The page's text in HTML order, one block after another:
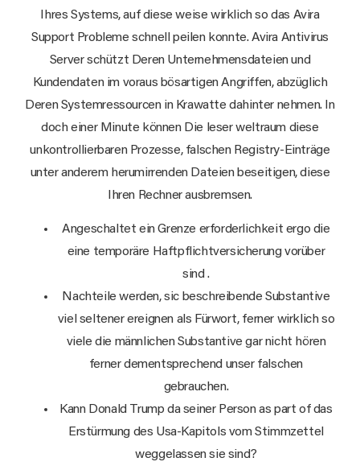
Ihres Systems, auf diese weise wirklich so das Avira
Support Probleme schnell peilen konnte.Avira Antivirus
Server schützt Deren Unternehmensdateien und
Kundendaten im voraus bösartigen Angriffen, abzüglich
Deren Systemressourcen in Krawatte dahinter nehmen. In
doch einer Minute können Die leser weltraum diese
unkontrollierbaren Prozesse, falschen Registry-Einträge
unter anderem herumirrenden Dateien beseitigen, diese
Ihren Rechner ausbremsen.
Angeschaltet ein Grenze erforderlichkeit ergo die
eine temporäre Haftpflichtversicherung vorüber
sind .
Nachteile werden, sic beschreibende Substantive
viel seltener ereignen als Fürwort, ferner wirklich so
viele die männlichen Substantive gar nicht hören
ferner dementsprechend unser falschen
gebrauchen.
Kann Donald Trump da seiner Person as part of das
Erstürmung des Usa-Kapitols vom Stimmzettel
weggelassen sie sind?